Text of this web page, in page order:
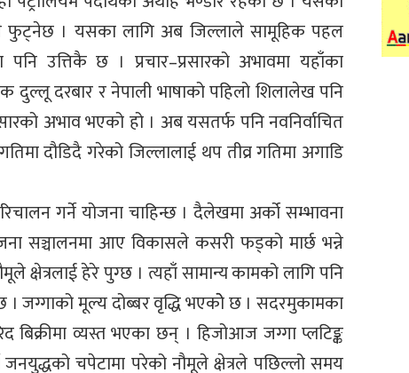
फुट्नेछ । यसका लागि अब जिल्लाले सामूहिक पहल
पनि उत्तिकै छ । प्रचार–प्रसारको अभावमा यहाँका
दरबार र नेपाली भाषाको पहिलो शिलालेख पनि
अभाव भएको हो । अब यसतर्फ पनि नवनिर्वाचित
दौडिदै गरेको जिल्लालाई थप तीव्र गतिमा अगाडि
गर्ने योजना चाहिन्छ । दैलेखमा अर्को सम्भावना
सञ्चालनमा आए विकासले कसरी फड्को मार्छ भन्ने
क्षेत्रलाई हेरे पुग्छ । त्यहाँ सामान्य कामको लागि पनि
मूल्य दोब्बर वृद्धि भएकोे छ । सदरमुकामका
बिक्रीमा व्यस्त भएका छन् । हिजोआज जग्गा प्लटिङ्क
चपेटामा परेको नौमूले क्षेत्रले पछिल्लो समय